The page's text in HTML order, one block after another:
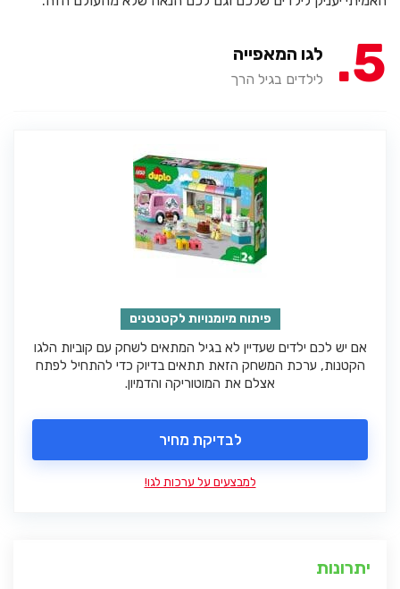
5 לגו המאפייה
לילדים בגיל הרך
פיתוח מיומנויות לקטנטנים
אם יש לכם ילדים שעדיין לא בגיל המתאים לשחק עם קוביות הלגו
הקטנות, ערכת המשחק הזאת תתאים בדיוק כדי להתחיל לפתח
אצלם את המוטוריקה והדמיון.
לבדיקת מחיר
למבצעים על ערכות לגו!
יתרונות